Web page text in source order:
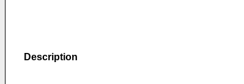
Description